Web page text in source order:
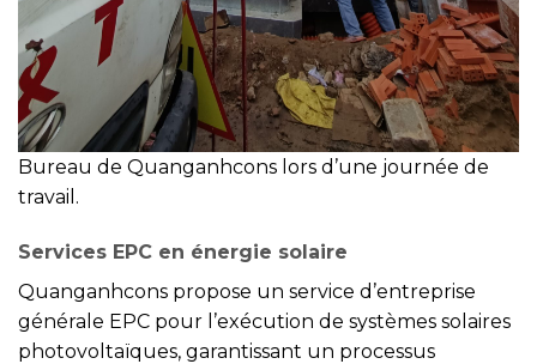
Bureau de Quanganhcons lors d’une journée de
travail.
Services EPC en énergie solaire
Quanganhcons propose un service d’entreprise
générale EPC pour l’exécution de systèmes solaires
photovoltaïques, garantissant un processus